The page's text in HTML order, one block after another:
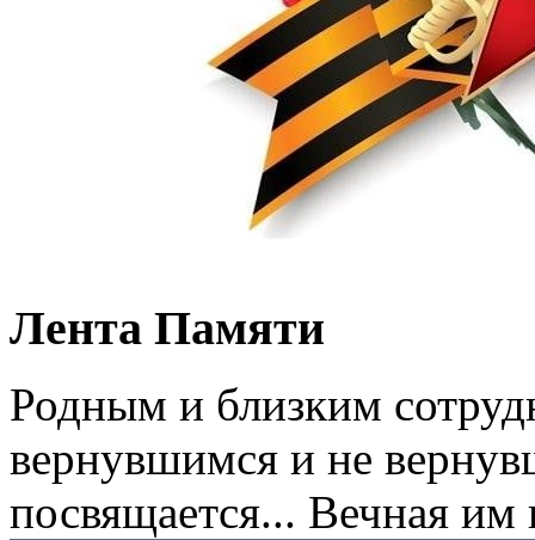
Лента Памяти
Родным и близким
вернувшимся и не
посвящается... Вечная им